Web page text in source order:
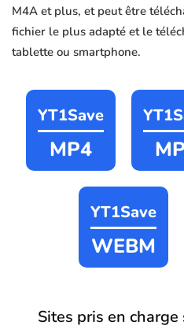
M4A et plus, et peut être
fichier le plus adapté et le
tablette ou smartphone.
YT1Save
MP4
YT1Save
WEBM
Sites pris en